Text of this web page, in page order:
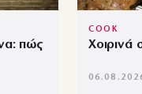
πώς
COOK
Χοιρινά